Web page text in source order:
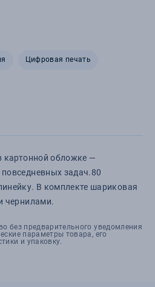
Цифровая печать
картонной обложке —
задач.80
В комплекте шариковая
чернилами.
без предварительного уведомления
параметры товара, его
и упаковку.